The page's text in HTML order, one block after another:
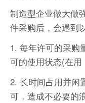
制造型企业做大做
件采购后，会遇到
1. 每年许可的采购
可的使用状态(在
2. 长时间占用并闲
可，造成不必要的